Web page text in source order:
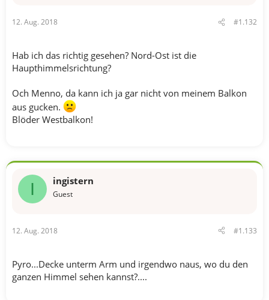
12. Aug. 2018 #1.132
Hab ich das richtig gesehen? Nord-Ost ist die
Haupthimmelsrichtung?
Och Menno, da kann ich ja gar nicht von meinem Balkon
aus gucken.
Blöder Westbalkon!
I ingistern
Guest
12. Aug. 2018 #1.133
Pyro...Decke unterm Arm und irgendwo naus, wo du den
ganzen Himmel sehen kannst?....